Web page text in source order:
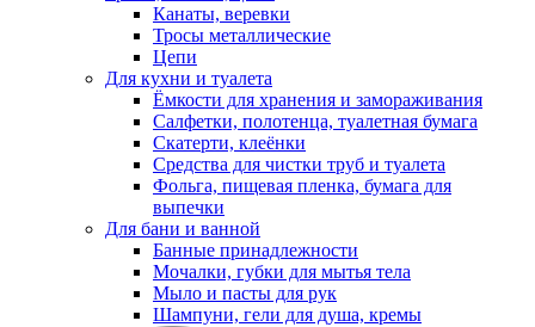
Канаты, веревки
Тросы металлические
Цепи
Для кухни и туалета
Ёмкости для хранения и замораживания
Салфетки, полотенца, туалетная бумага
Скатерти, клеёнки
Средства для чистки труб и туалета
Фольга, пищевая пленка, бумага для
выпечки
Для бани и ванной
Банные принадлежности
Мочалки, губки для мытья тела
Мыло и пасты для рук
Шампуни, гели для душа, кремы